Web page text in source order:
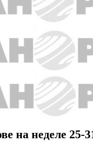
на неделе 25-